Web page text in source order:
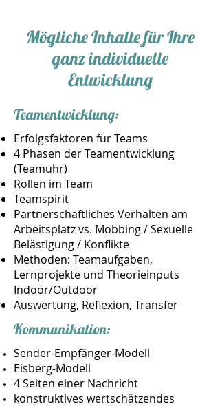
Mögliche Inhalte für Ihre
ganz individuelle
Entwicklung
Teamentwicklung:
Erfolgsfaktoren für Teams
4 Phasen der Teamentwicklung
(Teamuhr)
Rollen im Team
Teamspirit
Partnerschaftliches Verhalten am
Arbeitsplatz vs. Mobbing / Sexuelle
Belästigung / Konflikte
Methoden: Teamaufgaben,
Lernprojekte und Theorieinputs
Indoor/Outdoor
Auswertung, Reflexion, Transfer
Kommunikation:
Sender-Empfänger-Modell
Eisberg-Modell
4 Seiten einer Nachricht
konstruktives wertschätzendes